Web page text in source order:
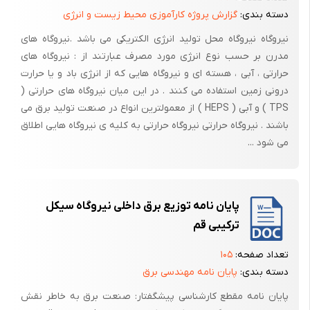
نیروگاههای ابی بسته به نوع توربین بکار رفته در ان به 3 دسته تقسیم
میشوند:
که این تقسیم بندی با توجه به ارتفاع ریزش اب صورت گرفته است.
دسته بندی: گزارش پروژه کارآموزی محیط زیست و انرژی
نیروگاه نیروگاه محل تولید انرژی الکتریکی می باشد .نیروگاه های
مدرن بر حسب نوع انرژی مورد مصرف عبارتند از : نیروگاه های
حرارتی ، آبی ، هسته ای و نیروگاه هایی که از انرژی باد و یا حرارت
درونی زمین استفاده می کنند . در این میان نیروگاه های حرارتی (
TPS ) و آبی ( HEPS ) از معمولترین انواع در صنعت تولید برق می
باشند . نیروگاه حرارتی نیروگاه حرارتی به کلیه ی نیروگاه هایی اطلاق
می شود ...
پایان نامه توزیع برق داخلی نیروگاه سیکل
ترکیبی قم
تعداد صفحه: ۱۰۵
دسته بندی: پایان نامه مهندسی برق
پایان نامه مقطع کارشناسی پیشگفتار: صنعت برق به خاطر نقش